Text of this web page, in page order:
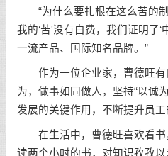
“为什么要扎根在这么苦的制
我的‘苦'没有白费，我们证明了
一流产品、国际知名品牌。”
作为一位企业家，曹德旺有
为，做事如同做人，坚持“以诚
发展的关键作用，不断提升员工
在生活中，曹德旺喜欢看书
读两个小时的书，对知识孜孜以